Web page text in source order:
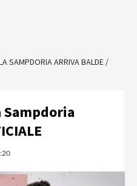
SAMPDORIA ARRIVA BALDE /
Sampdoria